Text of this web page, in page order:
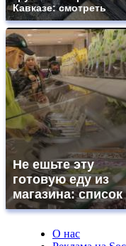
Кавказе: смотреть
Не ешьте эту
готовую еду из
магазина: список
О нас